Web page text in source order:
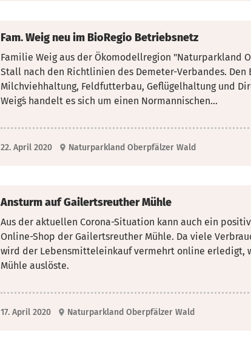
Fam. Weig neu im BioRegio Betriebsnetz
Familie Weig aus der Ökomodellregion "Naturparkland
Stall nach den Richtlinien des Demeter-Verbandes.
Milchviehhaltung, Feldfutterbau, Geflügelhaltung und
Weig´s handelt es sich um einen Normannischen...
22. April 2020 Naturparkland Oberpfälzer Wald
Ansturm auf Gailertsreuther Mühle
Aus der aktuellen Corona-Situation kann auch ein
Online-Shop der Gailertsreuther Mühle. Da viele
wird der Lebensmitteleinkauf vermehrt online erledigt,
Mühle auslöste.
17. April 2020 Naturparkland Oberpfälzer Wald